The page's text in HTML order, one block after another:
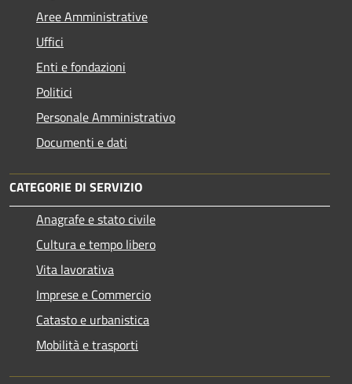
Aree Amministrative
Uffici
Enti e fondazioni
Politici
Personale Amministrativo
Documenti e dati
CATEGORIE DI SERVIZIO
Anagrafe e stato civile
Cultura e tempo libero
Vita lavorativa
Imprese e Commercio
Catasto e urbanistica
Mobilità e trasporti